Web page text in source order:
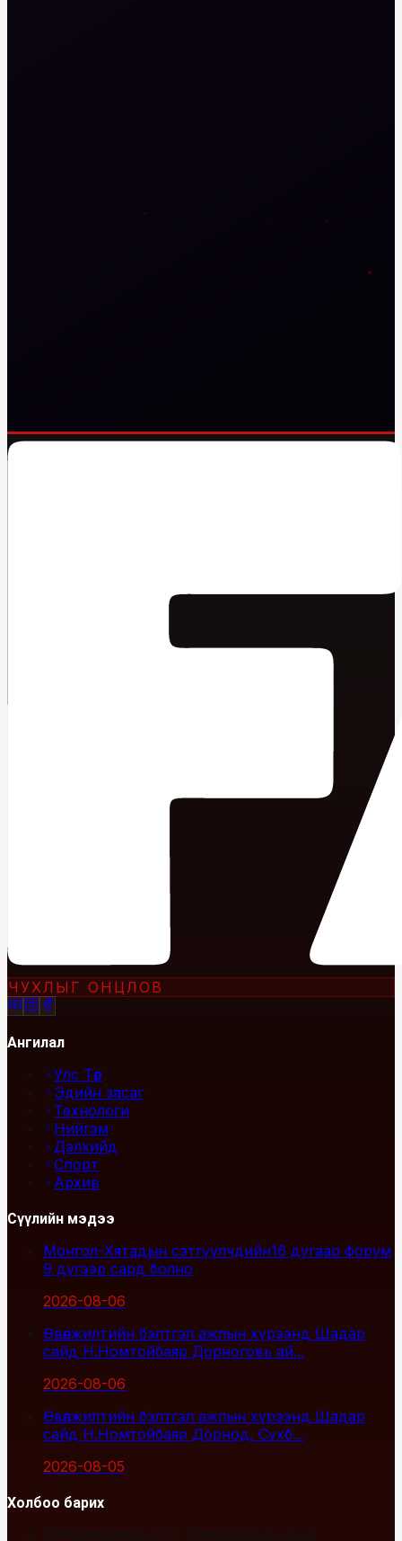
ЧУХЛЫГ ОНЦЛОВ
Ангилал
Улс Төр
Эдийн засаг
Технологи
Нийгэм
Дэлхийд
Спорт
Архив
Сүүлийн мэдээ
Монгол-Хятадын сэтгүүлчдийн16 дугаар форум
9 дүгээр сард болно
2026-08-06
Өвөлжилтийн бэлтгэл ажлын хүрээнд Шадар
сайд Н.Номтойбаяр Дорноговь ай...
2026-08-06
Өвөлжилтийн бэлтгэл ажлын хүрээнд Шадар
сайд Н.Номтойбаяр Дорнод, Сүхб...
2026-08-05
Холбоо барих